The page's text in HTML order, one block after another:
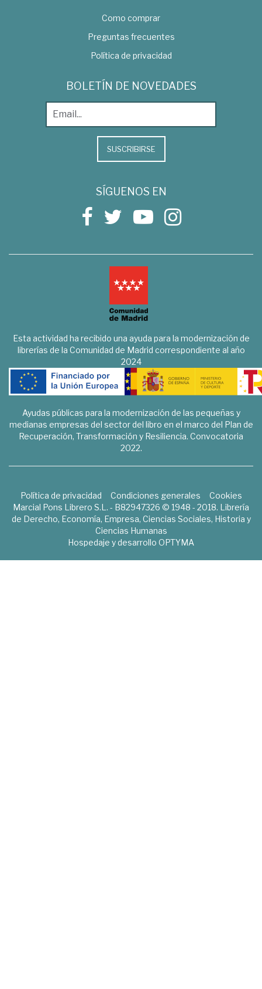
Como comprar
Preguntas frecuentes
Política de privacidad
BOLETÍN DE NOVEDADES
SUSCRIBIRSE
SÍGUENOS EN
Esta actividad ha recibido una ayuda para la modernización de
librerías de la Comunidad de Madrid correspondiente al año
2024
Ayudas públicas para la modernización de las pequeñas y
medianas empresas del sector del libro en el marco del Plan de
Recuperación, Transformación y Resiliencia. Convocatoria
2022.
Política de privacidad Condiciones generales
Cookies
Marcial Pons Librero S.L. - B82947326 © 1948 - 2018. Librería
de Derecho, Economía, Empresa, Ciencias Sociales, Historia y
Ciencias Humanas
Hospedaje y desarrollo OPTYMA